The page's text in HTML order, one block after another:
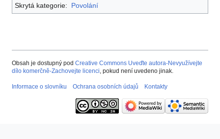
Skrytá kategorie:
Povolání
Obsah je dostupný pod Creative Commons Uveďte autora-Nevyužívejte
dílo komerčně-Zachovejte licenci , pokud není uvedeno jinak.
Informace o slovníku Ochrana osobních údajů Kontakty